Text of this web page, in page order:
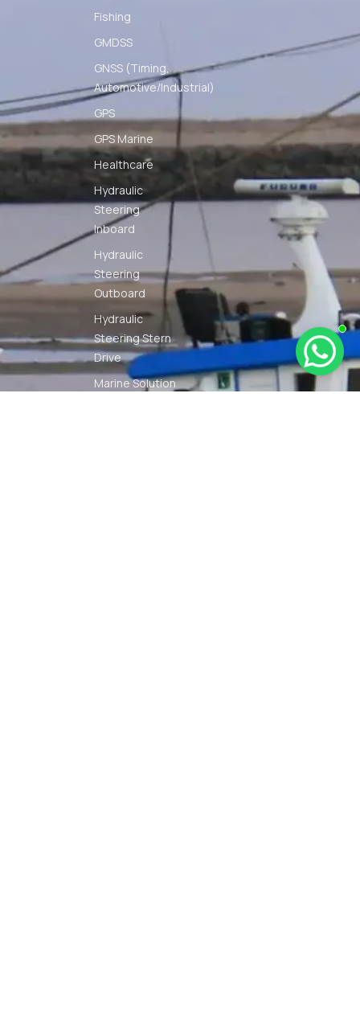
Fishing
GMDSS
GNSS (Timing,
Automotive/Industrial)
GPS
GPS Marine
Healthcare
Hydraulic
Steering
Inboard
Hydraulic
Steering
Outboard
Hydraulic
Steering Stern
Drive
Marine Solution